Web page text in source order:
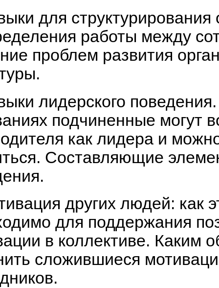
для структурирования
работы между
проблем развития
лидерского
подчиненные могут
как лидера и
Составляющие
других людей: как
для поддержания
в коллективе. Каким
сложившиеся